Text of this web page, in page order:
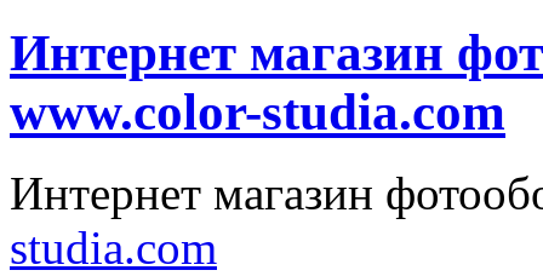
Интернет магазин
www.color-studia.com
Интернет магазин
studia.com